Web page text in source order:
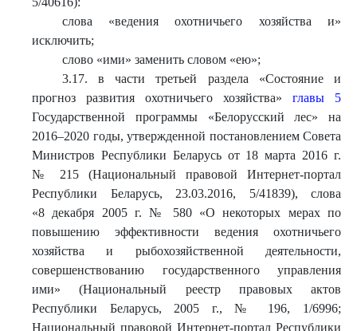
слова «ведения охотничьего хозяйства и»
исключить;
слово «ими» заменить словом «ею»;
3.17. в части третьей раздела «Состояние и
прогноз развития охотничьего хозяйства» главы 5
Государственной программы «Белорусский лес» на
2016–2020 годы, утвержденной постановлением Совета
Министров Республики Беларусь от 18 марта 2016 г.
№ 215 (Национальный правовой Интернет-портал
Республики Беларусь, 23.03.2016, 5/41839), слова
«8 декабря 2005 г. № 580 «О некоторых мерах по
повышению эффективности ведения охотничьего
хозяйства и рыбохозяйственной деятельности,
совершенствованию государственного управления
ими» (Национальный реестр правовых актов
Республики Беларусь, 2005 г., № 196, 1/6996;
Национальный правовой Интернет-портал Республики